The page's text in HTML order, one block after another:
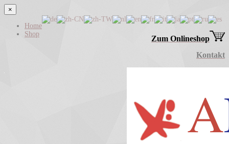
×
Home
Shop
Zum Onlineshop
Kontakt